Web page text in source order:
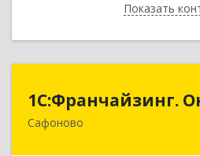
ПоказатьНазад
1С:Франчайзинг.
Сафоново215500, Смоленская